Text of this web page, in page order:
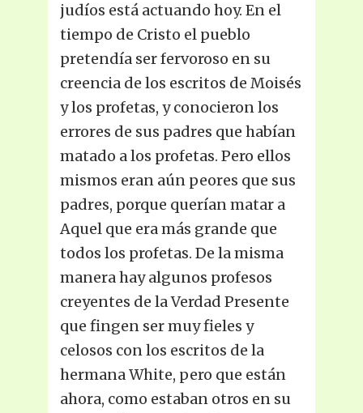
judíos está actuando hoy. En el
tiempo de Cristo el pueblo
pretendía ser fervoroso en su
creencia de los escritos de Moisés
y los profetas, y conocieron los
errores de sus padres que habían
matado a los profetas. Pero ellos
mismos eran aún peores que sus
padres, porque querían matar a
Aquel que era más grande que
todos los profetas. De la misma
manera hay algunos profesos
creyentes de la Verdad Presente
que fingen ser muy fieles y
celosos con los escritos de la
hermana White, pero que están
ahora, como estaban otros en su